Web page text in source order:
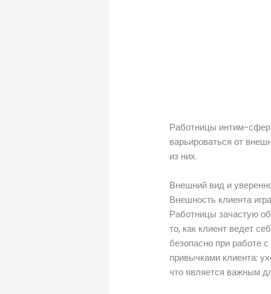
Работницы интим-
варьироваться от
из них.
Внешний вид и
Внешность клиента
Работницы зачастую
то, как клиент ведет
безопасно при работе
привычками клиента:
что является важным